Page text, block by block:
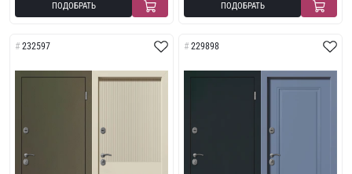
ПОДОБРАТЬ ПОДОБРАТЬ
232597 229898